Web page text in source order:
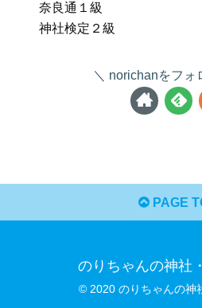
奈良通１級
神社検定２級
norichanをフォ
PAGE
のりちゃんの神社
© 2020 のりちゃんの神